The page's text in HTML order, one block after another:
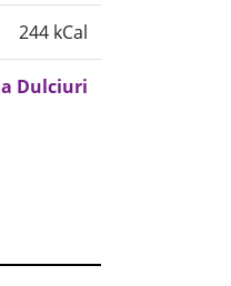
244 kCal
Dulciuri